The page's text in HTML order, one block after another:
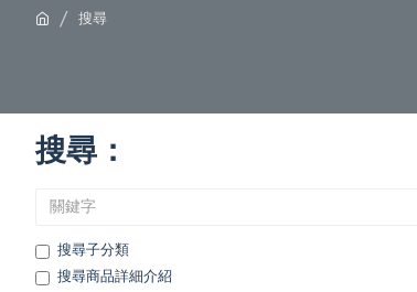
搜尋
搜尋：
搜尋子分類
搜尋商品詳細介紹